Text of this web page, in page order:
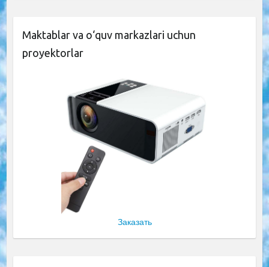
Maktablar va o‘quv markazlari uchun
proyektorlar
Заказать